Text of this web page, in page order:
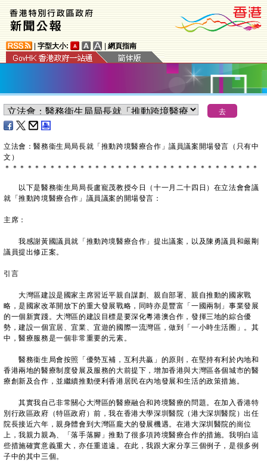
字型大小: 網頁指南
​立法會：醫務衞生局局長就「推動跨境醫療合作」議員議案開場發言（只有中
文）
＊ ＊ ＊ ＊ ＊ ＊ ＊ ＊ ＊ ＊ ＊ ＊ ＊ ＊ ＊ ＊ ＊ ＊ ＊ ＊ ＊ ＊ ＊ ＊ ＊ ＊ ＊ ＊ ＊ ＊ ＊ ＊ ＊ ＊
以下是醫務衞生局局長盧寵茂教授今日（十一月二十四日）在立法會會議
就「推動跨境醫療合作」議員議案的開場發言：
主席：
我感謝黃國議員就「推動跨境醫療合作」提出議案，以及陳勇議員和嚴剛
議員提出修正案。
引言
大灣區建設是國家主席習近平親自謀劃、親自部署、親自推動的國家戰
略，是國家改革開放下的重大發展戰略，同時亦是豐富「一國兩制」事業發展
的一個新實踐。大灣區的建設目標是要深化粵港澳合作，發揮三地的綜合優
勢，建設一個宜居、宜業、宜遊的國際一流灣區，做到「一小時生活圈」。其
中，醫療服務是一個非常重要的元素。
醫務衞生局會按照「優勢互補，互利共贏」的原則，在堅持有利於內地和
香港兩地的醫療制度發展及服務的大前提下，增加香港與大灣區各個城市的醫
療創新及合作，並繼續推動便利香港居民在內地發展和生活的政策措施。
其實我自己非常關心大灣區的醫療融合和跨境醫療的問題。在加入香港特
別行政區政府（特區政府）前，我在香港大學深圳醫院（港大深圳醫院）出任
院長接近六年，親身體會到大灣區龐大的發展機遇。在港大深圳醫院的崗位
上，我親力親為、「落手落腳」推動了很多項跨境醫療合作的措施。我明白這
些措施確實意義重大，亦任重道遠。在此，我跟大家分享三個例子，是很多例
子中的其中三個。